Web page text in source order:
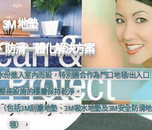
3M 地墊
防滑一體化解決方案
進入室內而設，特別適合作為門口地毯/出入口
座設施的樓層保持乾淨。
包括3M刮塵地墊、3M吸水地墊及3M安全防滑地
毯），